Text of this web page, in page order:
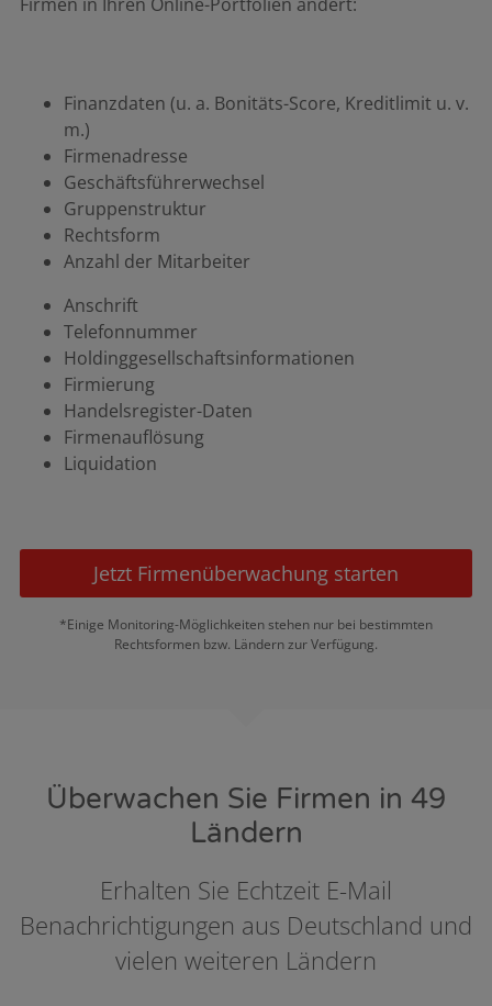
Finanzdaten (u. a. Bonitäts-Score, Kreditlimit u. v.
m.)
Firmenadresse
Geschäftsführerwechsel
Gruppenstruktur
Rechtsform
Anzahl der Mitarbeiter
Anschrift
Telefonnummer
Holdinggesellschaftsinformationen
Firmierung
Handelsregister-Daten
Firmenauflösung
Liquidation
Jetzt Firmenüberwachung starten
*Einige Monitoring-Möglichkeiten stehen nur bei bestimmten
Rechtsformen bzw. Ländern zur Verfügung.
Überwachen Sie Firmen in 49
Ländern
Erhalten Sie Echtzeit E-Mail
Benachrichtigungen aus Deutschland und
vielen weiteren Ländern